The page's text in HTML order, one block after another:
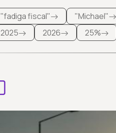
"fadiga fiscal" "Michael"
2025
2026 25%